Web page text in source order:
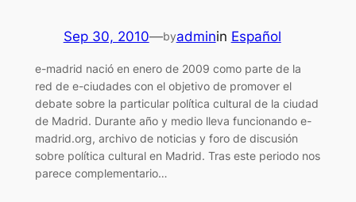
Sep 30, 2010—byadminin Español
e-madrid nació en enero de 2009 como parte de la
red de e-ciudades con el objetivo de promover el
debate sobre la particular política cultural de la ciudad
de Madrid. Durante año y medio lleva funcionando e-
madrid.org, archivo de noticias y foro de discusión
sobre política cultural en Madrid. Tras este periodo nos
parece complementario…